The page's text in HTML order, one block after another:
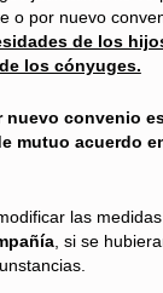
o por nuevo
de los
los cónyuges.
nuevo convenio
mutuo acuerdo
las
, si se